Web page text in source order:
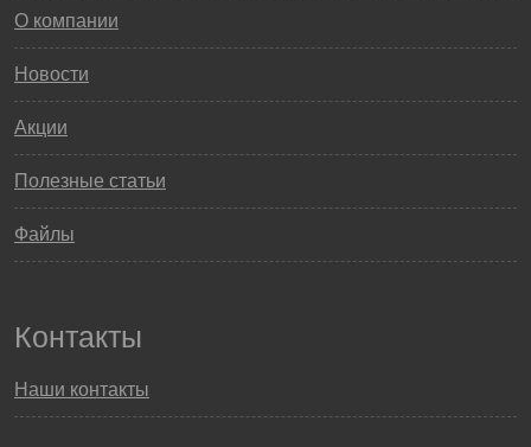
О компании
Новости
Акции
Полезные статьи
Файлы
Контакты
Наши контакты